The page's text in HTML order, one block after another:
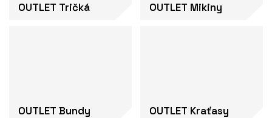
OUTLET Tričká OUTLET Mikiny
OUTLET Bundy OUTLET Kraťasy